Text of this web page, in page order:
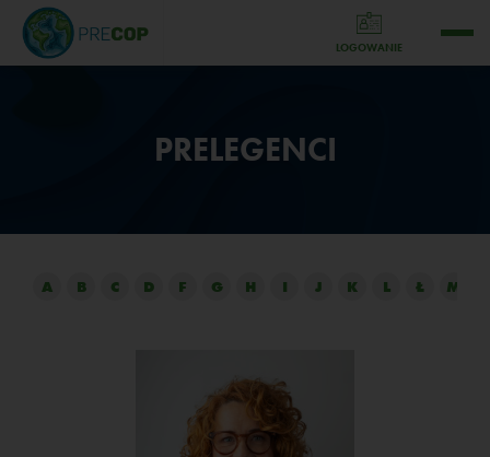
LOGOWANIE
PRELEGENCI
A B C D F G H I J K L Ł M